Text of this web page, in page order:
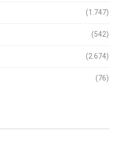
(1.747)
(542)
(2.674)
(76)